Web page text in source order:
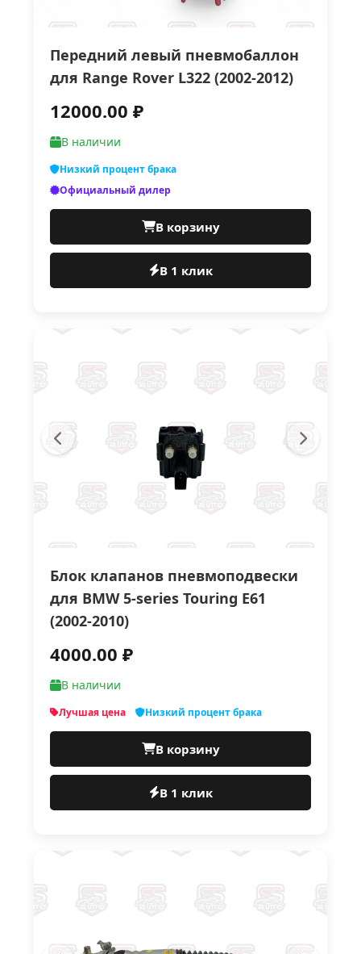
Передний левый пневмобаллон
для Range Rover L322 (2002-2012)
12000.00 ₽
В наличии
Низкий процент брака
Официальный дилер
В корзину
В 1 клик
Блок клапанов пневмоподвески
для BMW 5-series Touring E61
(2002-2010)
4000.00 ₽
В наличии
Лучшая цена Низкий процент брака
В корзину
В 1 клик